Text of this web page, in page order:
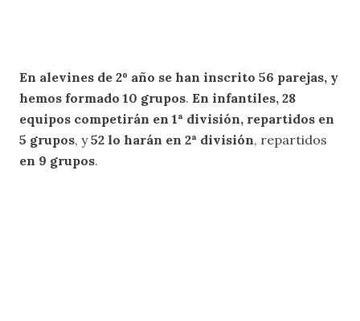
En alevines de 2º año se han inscrito 56 parejas, y
hemos formado 10 grupos. En infantiles, 28
equipos competirán en 1ª división, repartidos en
5 grupos, y52 lo harán en 2ª división, repartidos
en 9 grupos.